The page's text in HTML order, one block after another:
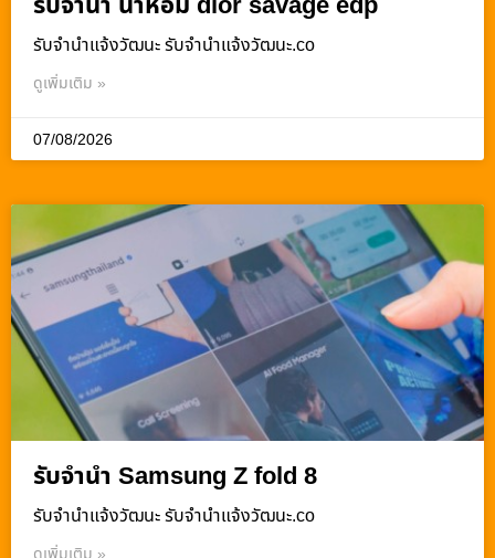
รับจํานําแจ้งวัฒนะ รับจํานําแจ้งวัฒนะ.co
ดูเพิ่มเติม »
07/08/2026
รับจำนำ Samsung Z fold 8
รับจํานําแจ้งวัฒนะ รับจํานําแจ้งวัฒนะ.co